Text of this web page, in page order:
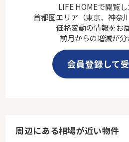
LIFE HOMEで閲覧し
首都圏エリア（東京、神奈
価格変動の情報をお
前月からの増減が分
会員登録して
周辺にある相場が近い物件